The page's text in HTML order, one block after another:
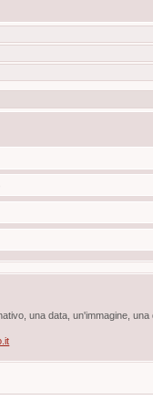
una data, un'immagine,